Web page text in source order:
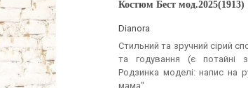
Костюм Бест мод.2025(1913)
Dianora
Стильний та зручний сірий
та годування (є потайні
Родзинка моделі: напис на
мама".